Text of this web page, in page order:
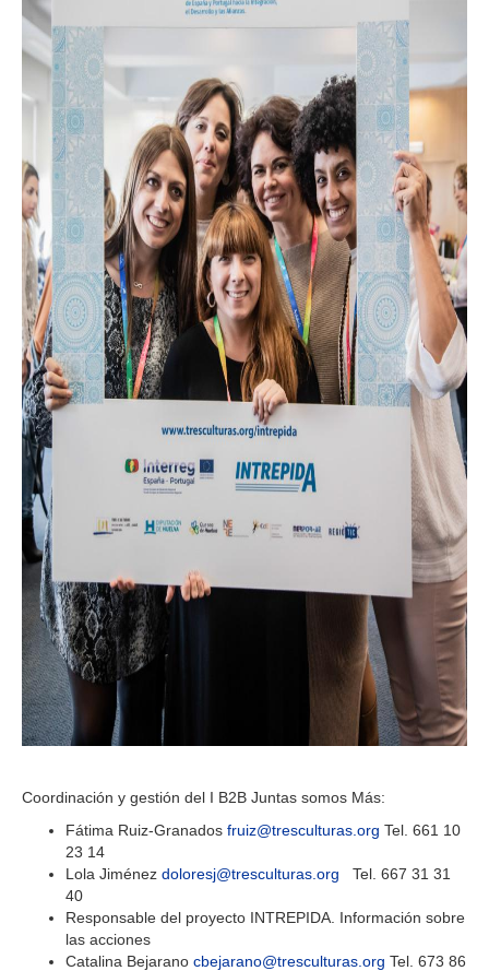
Coordinación y gestión del I B2B Juntas somos Más:
Fátima Ruiz-Granados fruiz@tresculturas.org Tel. 661 10
23 14
Lola Jiménez doloresj@tresculturas.org Tel. 667 31 31
40
Responsable del proyecto INTREPIDA. Información sobre
las acciones
Catalina Bejarano cbejarano@tresculturas.org Tel. 673 86